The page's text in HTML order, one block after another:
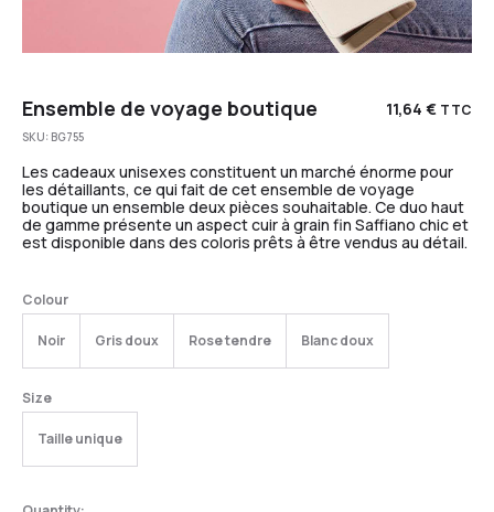
Ensemble de voyage boutique 11,64 € TTC
SKU: BG755
Les cadeaux unisexes constituent un marché énorme pour
les détaillants, ce qui fait de cet ensemble de voyage
boutique un ensemble deux pièces souhaitable. Ce duo haut
de gamme présente un aspect cuir à grain fin Saffiano chic et
est disponible dans des coloris prêts à être vendus au détail.
Colour
Noir Gris doux Rose tendre Blanc doux
Size
Taille unique